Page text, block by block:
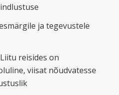
ja tegevustele
reisides on
viisat nõudvatesse